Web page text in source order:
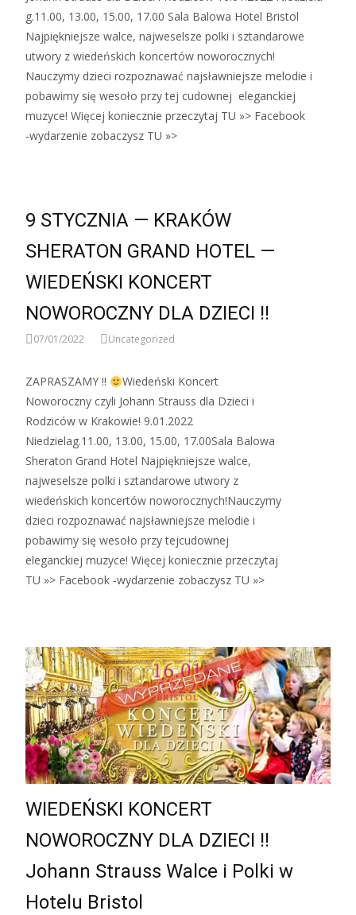
g.11.00, 13.00, 15.00, 17.00 Sala Balowa Hotel Bristol
Najpiękniejsze walce, najweselsze polki i sztandarowe
utwory z wiedeńskich koncertów noworocznych!
Nauczymy dzieci rozpoznawać najsławniejsze melodie i
pobawimy się wesoło przy tej cudownej eleganckiej
muzyce! Więcej koniecznie przeczytaj TU »> Facebook
‑wydarzenie zobaczysz TU »>
9 STYCZNIA — KRAKÓW
SHERATON GRAND HOTEL —
WIEDEŃSKI KONCERT
NOWOROCZNY DLA DZIECI !!
07/01/2022 Uncategorized
ZAPRASZAMY !!
Wiedeński Koncert
Noworoczny czyli Johann Strauss dla Dzieci i
Rodziców w Krakowie! 9.01.2022
Niedzielag.11.00, 13.00, 15.00, 17.00Sala Balowa
Sheraton Grand Hotel Najpiękniejsze walce,
najweselsze polki i sztandarowe utwory z
wiedeńskich koncertów noworocznych!Nauczymy
dzieci rozpoznawać najsławniejsze melodie i
pobawimy się wesoło przy tejcudownej
eleganckiej muzyce! Więcej koniecznie przeczytaj
TU »> Facebook ‑wydarzenie zobaczysz TU »>
WIEDEŃSKI KONCERT
NOWOROCZNY DLA DZIECI !!
Johann Strauss Walce i Polki w
Hotelu Bristol